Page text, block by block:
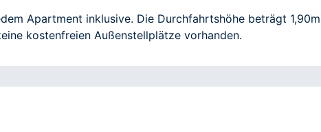
Apartment inklusive. Die Durchfahrtshöhe beträgt
kostenfreien Außenstellplätze vorhanden.